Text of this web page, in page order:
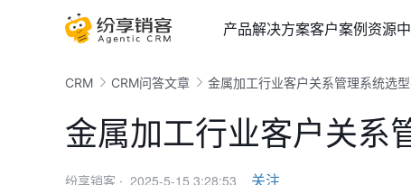
产品解决方案客户案例资源
CRM CRM问答文章 金属加工行业客户关系管理系统选
金属加工行业客户关系
纷享销客 · 2025-5-15 3:28:53 关注